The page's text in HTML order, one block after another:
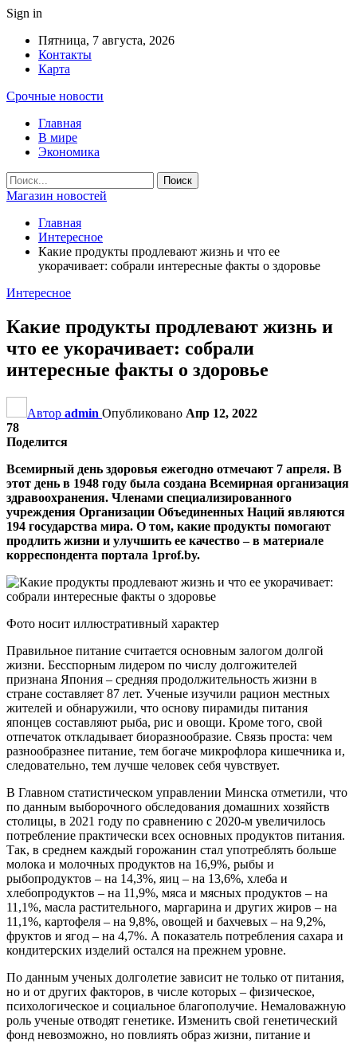
Sign in
Пятница, 7 августа, 2026
Контакты
Карта
Срочные новости
Главная
В мире
Экономика
Магазин новостей
Главная
Интересное
Какие продукты продлевают жизнь и что ее
укорачивает: собрали интересные факты о здоровье
Интересное
Какие продукты продлевают жизнь и
что ее укорачивает: собрали
интересные факты о здоровье
Автор admin Опубликовано Апр 12, 2022
78
Поделится
Всемирный день здоровья ежегодно отмечают 7 апреля. В
этот день в 1948 году была создана Всемирная организация
здравоохранения. Членами специализированного
учреждения Организации Объединенных Наций являются
194 государства мира. О том, какие продукты помогают
продлить жизни и улучшить ее качество – в материале
корреспондента портала 1prof.by.
Фото носит иллюстративный характер
Правильное питание считается основным залогом долгой
жизни. Бесспорным лидером по числу долгожителей
признана Япония – средняя продолжительность жизни в
стране составляет 87 лет. Ученые изучили рацион местных
жителей и обнаружили, что основу пирамиды питания
японцев составляют рыба, рис и овощи. Кроме того, свой
отпечаток откладывает биоразнообразие. Связь проста: чем
разнообразнее питание, тем богаче микрофлора кишечника и,
следовательно, тем лучше человек себя чувствует.
В Главном статистическом управлении Минска отметили, что
по данным выборочного обследования домашних хозяйств
столицы, в 2021 году по сравнению с 2020-м увеличилось
потребление практически всех основных продуктов питания.
Так, в среднем каждый горожанин стал употреблять больше
молока и молочных продуктов на 16,9%, рыбы и
рыбопродуктов – на 14,3%, яиц – на 13,6%, хлеба и
хлебопродуктов – на 11,9%, мяса и мясных продуктов – на
11,1%, масла растительного, маргарина и других жиров – на
11,1%, картофеля – на 9,8%, овощей и бахчевых – на 9,2%,
фруктов и ягод – на 4,7%. А показатель потребления сахара и
кондитерских изделий остался на прежнем уровне.
По данным ученых долголетие зависит не только от питания,
но и от других факторов, в числе которых – физическое,
психологическое и социальное благополучие. Немаловажную
роль ученые отводят генетике. Изменить свой генетический
фонд невозможно, но повлиять образ жизни, питание и